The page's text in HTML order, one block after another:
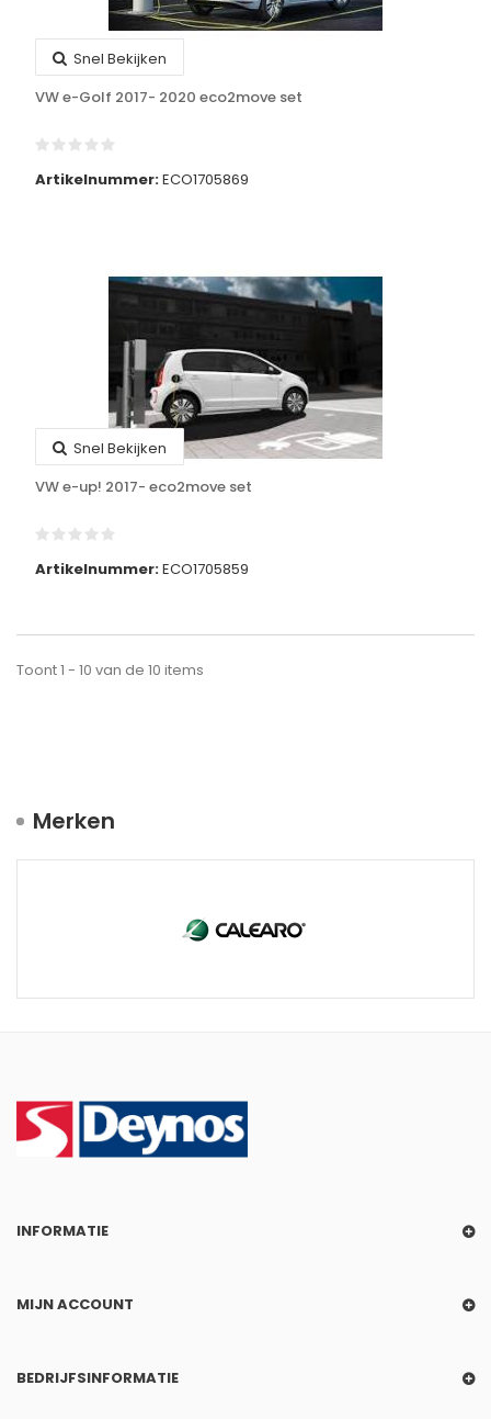
Snel Bekijken
VW e-Golf 2017- 2020 eco2move set
Artikelnummer:ECO1705869
Snel Bekijken
VW e-up! 2017- eco2move set
Artikelnummer:ECO1705859
Toont 1 - 10 van de 10 items
Merken
INFORMATIE
MIJN ACCOUNT
BEDRIJFSINFORMATIE